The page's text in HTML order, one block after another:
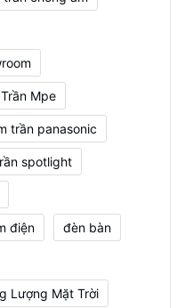
Mpe
trần panasonic
spotlight
điện đèn bàn
Lượng Mặt Trời